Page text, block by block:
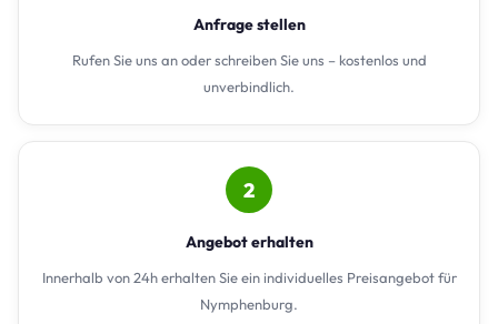
Anfrage stellen
Rufen Sie uns an oder schreiben Sie uns – kostenlos und
unverbindlich.
2
Angebot erhalten
Innerhalb von 24h erhalten Sie ein individuelles Preisangebot für
Nymphenburg.